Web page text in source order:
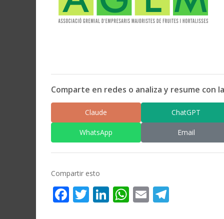
Comparte en redes o analiza y resume con
Claude ChatGPT
WhatsApp Email
Compartir esto
Facebook
Twitter
LinkedIn
WhatsApp
Email